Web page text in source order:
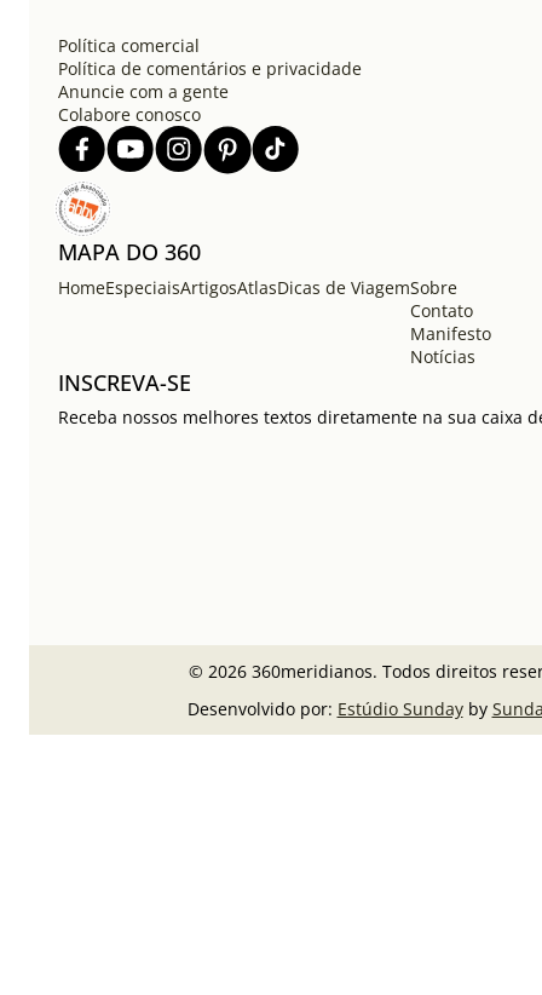
Política comercial
Política de comentários e privacidade
Anuncie com a gente
Colabore conosco
MAPA DO 360
HomeEspeciaisArtigosAtlasDicas de ViagemSobre
Contato
Manifesto
Notícias
INSCREVA-SE
Receba nossos melhores textos diretamente na sua caixa
© 2026 360meridianos. Todos direitos
Desenvolvido por: Estúdio Sundayby